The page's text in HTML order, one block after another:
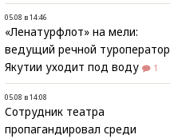
05.08 в 14:46
«Ленатурфлот» на мели:
ведущий речной туроператор
Якутии уходит под воду
1
05.08 в 14:08
Сотрудник театра
пропагандировал среди